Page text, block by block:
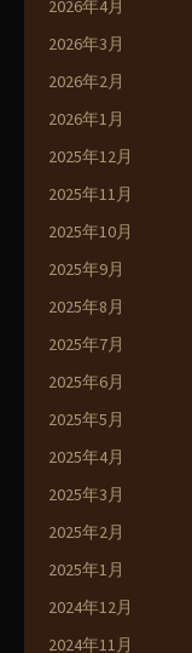
2026年4月
2026年3月
2026年2月
2026年1月
2025年12月
2025年11月
2025年10月
2025年9月
2025年8月
2025年7月
2025年6月
2025年5月
2025年4月
2025年3月
2025年2月
2025年1月
2024年12月
2024年11月